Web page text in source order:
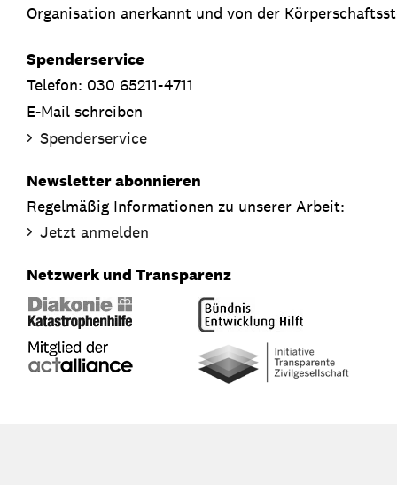
Organisation anerkannt und von der
Spenderservice
Telefon: 030 65211-4711
E-Mail schreiben
Spenderservice
Newsletter abonnieren
Regelmäßig Informationen zu unserer Arbeit:
Jetzt anmelden
Netzwerk und Transparenz